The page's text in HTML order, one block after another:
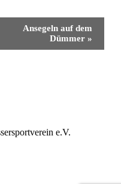
Ansegeln auf dem
Dümmer »
e.V.